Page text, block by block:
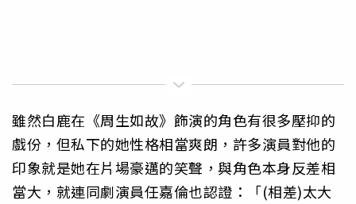
雖然白鹿在《周生如故》飾演的角色有很多壓抑的
戲份，但私下的她性格相當爽朗，許多演員對他的
印象就是她在片場豪邁的笑聲，與角色本身反差相
當大，就連同劇演員任嘉倫也認證：「(相差)太大